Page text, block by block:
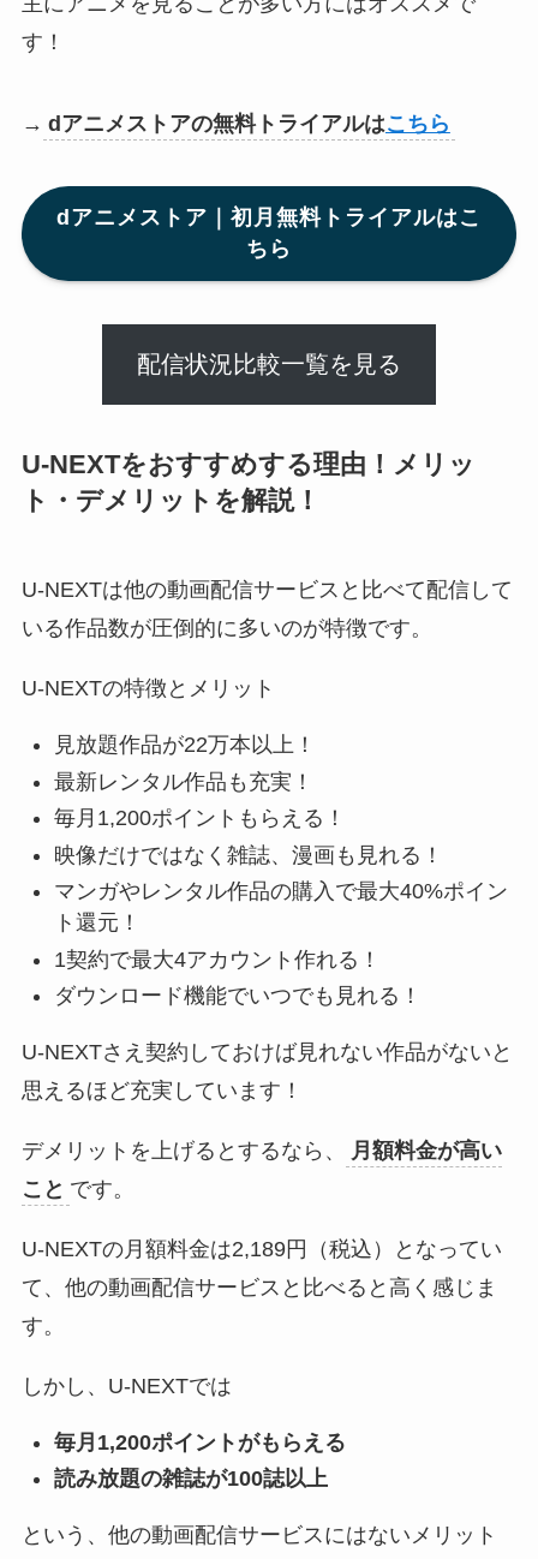
す！
→ dアニメストアの無料トライアルはこちら
dアニメストア｜初月無料トライアルはこ
ちら
配信状況比較一覧を見る
U-NEXTをおすすめする理由！メリッ
ト・デメリットを解説！
U-NEXTは他の動画配信サービスと比べて配信して
いる作品数が圧倒的に多いのが特徴です。
U-NEXTの特徴とメリット
見放題作品が22万本以上！
最新レンタル作品も充実！
毎月1,200ポイントもらえる！
映像だけではなく雑誌、漫画も見れる！
マンガやレンタル作品の購入で最大40%ポイン
ト還元！
1契約で最大4アカウント作れる！
ダウンロード機能でいつでも見れる！
U-NEXTさえ契約しておけば見れない作品がないと
思えるほど充実しています！
デメリットを上げるとするなら、
月額料金が高い
こと です。
U-NEXTの月額料金は2,189円（税込）となってい
て、他の動画配信サービスと比べると高く感じま
す。
しかし、U-NEXTでは
毎月1,200ポイントがもらえる
読み放題の雑誌が100誌以上
という、他の動画配信サービスにはないメリット